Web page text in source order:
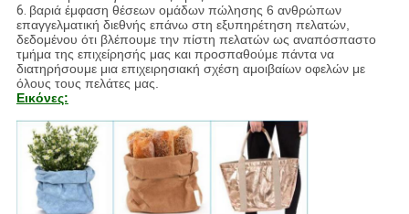
6. βαριά έμφαση θέσεων ομάδων πώλησης 6 ανθρώπων
επαγγελματική διεθνής επάνω στη εξυπηρέτηση πελατών,
δεδομένου ότι βλέπουμε την πίστη πελατών ως αναπόσπαστο
τμήμα της επιχείρησής μας και προσπαθούμε πάντα να
διατηρήσουμε μια επιχειρησιακή σχέση αμοιβαίων οφελών με
όλους τους πελάτες μας.
Εικόνες: